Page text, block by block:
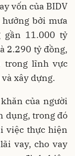
vốn của BIDV
bởi mưa
gần 11.000 tỷ
2.290 tỷ đồng,
trong lĩnh vực
xây dựng.
của người
dụng, trong đó
việc thực hiện
vay, cho vay